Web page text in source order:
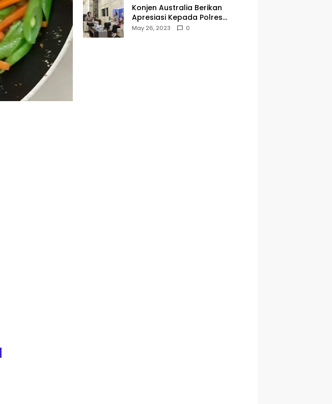
Konjen Australia Berikan
Apresiasi Kepada Polres
Tanjungperak yang Konsisten
May 26, 2023 0